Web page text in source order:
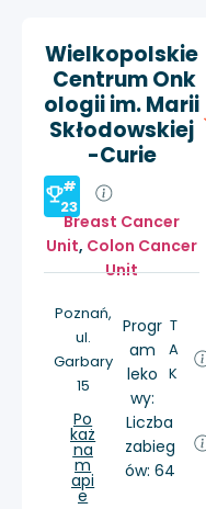
Wielkopolskie
Centrum Onk
ologii im. Marii
Skłodowskiej
-Curie
#
23
Breast Cancer
Unit, Colon Cancer
Unit
Poznań,
ul.
Garbary
15
Po
każ
na
m
api
e
Progr
am
leko
wy:
T
A
K
Liczba
zabieg
ów: 64